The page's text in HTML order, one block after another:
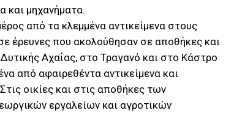
και μηχανήματα.
από τα κλεμμένα αντικείμενα στους
έρευνες που ακολούθησαν σε αποθήκες και
Αχαΐας, στο Τραγανό και στο Κάστρο
από αφαιρεθέντα αντικείμενα και
οικίες και στις αποθήκες των
εργαλείων και αγροτικών